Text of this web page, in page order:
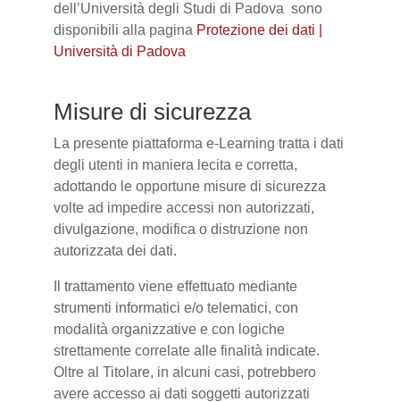
dell’Università degli Studi di Padova sono
disponibili alla pagina Protezione dei dati |
Università di Padova
Misure di sicurezza
La presente piattaforma e-Learning tratta i dati
degli utenti in maniera lecita e corretta,
adottando le opportune misure di sicurezza
volte ad impedire accessi non autorizzati,
divulgazione, modifica o distruzione non
autorizzata dei dati.
Il trattamento viene effettuato mediante
strumenti informatici e/o telematici, con
modalità organizzative e con logiche
strettamente correlate alle finalità indicate.
Oltre al Titolare, in alcuni casi, potrebbero
avere accesso ai dati soggetti autorizzati